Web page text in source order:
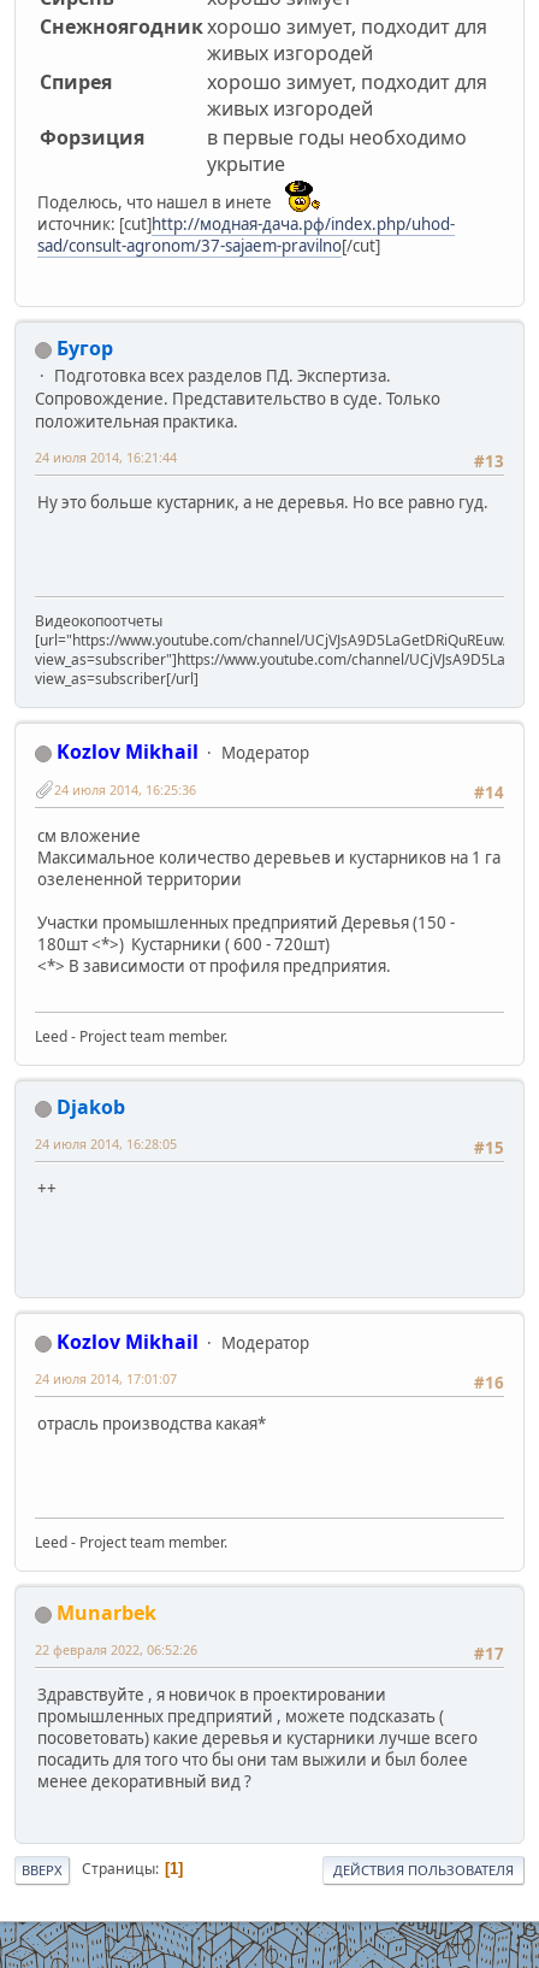
Снежноягодникхорошо зимует, подходит для
живых изгородей
Спирея
хорошо зимует, подходит для
живых изгородей
Форзиция
в первые годы необходимо
укрытие
Поделюсь, что нашел в инете
источник: [cut]http://модная-дача.рф/index.php/uhod-
sad/consult-agronom/37-sajaem-pravilno[/cut]
Бугор
Подготовка всех разделов ПД. Экспертиза.
Сопровождение. Представительство в суде. Только
положительная практика.
#13
24 июля 2014, 16:21:44
Ну это больше кустарник, а не деревья. Но все равно гуд.
Видеокопоотчеты
[url="https://www.youtube.com/channel/UCjVJsA9D5LaGetDRiQuREuw/
view_as=subscriber"]https://www.youtube.com/channel/
view_as=subscriber[/url]
Kozlov Mikhail
Модератор
#14
24 июля 2014, 16:25:36
см вложение
Максимальное количество деревьев и кустарников на 1 га
озелененной территории
Участки промышленных предприятий Деревья (150 -
180шт <*>) Кустарники ( 600 - 720шт)
<*> В зависимости от профиля предприятия.
Leed - Project team member.
Djakob
#15
24 июля 2014, 16:28:05
++
Kozlov Mikhail
Модератор
#16
24 июля 2014, 17:01:07
отрасль производства какая*
Leed - Project team member.
Munarbek
#17
22 февраля 2022, 06:52:26
Здравствуйте , я новичок в проектировании
промышленных предприятий , можете подсказать (
посоветовать) какие деревья и кустарники лучше всего
посадить для того что бы они там выжили и был более
менее декоративный вид ?
ВВЕРХ Страницы 1 ДЕЙСТВИЯ ПОЛЬЗОВАТЕЛЯ